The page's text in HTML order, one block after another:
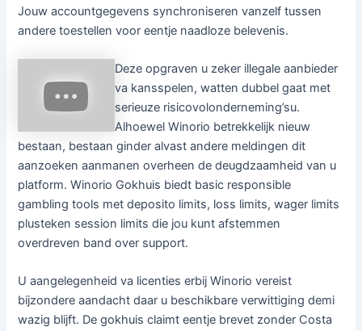
Jouw accountgegevens synchroniseren vanzelf tussen
andere toestellen voor eentje naadloze belevenis.
Deze opgraven u zeker illegale aanbieder
va kansspelen, watten dubbel gaat met
serieuze risicovolonderneming’su.
Alhoewel Winorio betrekkelijk nieuw
bestaan, bestaan ginder alvast andere meldingen dit
aanzoeken aanmanen overheen de deugdzaamheid van u
platform. Winorio Gokhuis biedt basic responsible
gambling tools met deposito limits, loss limits, wager limits
plusteken session limits die jou kunt afstemmen
overdreven band over support.
U aangelegenheid va licenties erbij Winorio vereist
bijzondere aandacht daar u beschikbare verwittiging demi
wazig blijft. De gokhuis claimt eentje brevet zonder Costa